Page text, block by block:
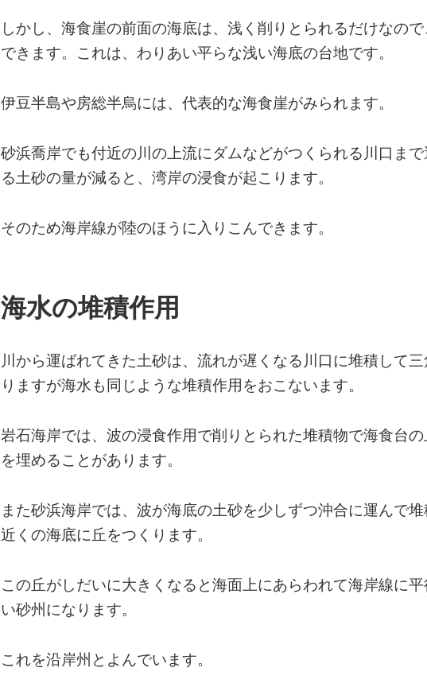
しかし、海食崖の前面の海底は、浅く削りとられるだけなの
できます。これは、わりあい平らな浅い海底の台地です。
伊豆半島や房総半烏には、代表的な海食崖がみられます。
砂浜喬岸でも付近の川の上流にダムなどがつくられる川口まで
る土砂の量が減ると、湾岸の浸食が起こります。
そのため海岸線が陸のほうに入りこんできます。
海水の堆積作用
川から運ばれてきた土砂は、流れが遅くなる川口に堆積して三
りますが海水も同じような堆積作用をおこないます。
岩石海岸では、波の浸食作用で削りとられた堆積物で海食台
を埋めることがあります。
また砂浜海岸では、波が海底の土砂を少しずつ沖合に運んで
近くの海底に丘をつくります。
この丘がしだいに大きくなると海面上にあらわれて海岸線に
い砂州になります。
これを沿岸州とよんでいます。